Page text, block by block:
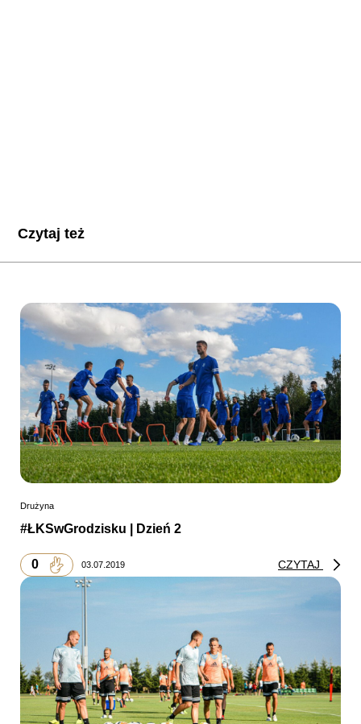
Czytaj też
Drużyna
#ŁKSwGrodzisku | Dzień 2
0 03.07.2019 CZYTAJ